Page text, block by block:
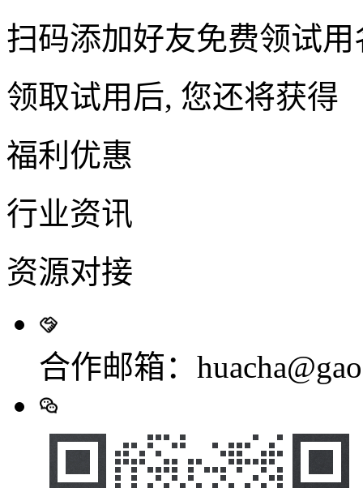
扫码添加好友免费领试用
领取试用后, 您还将获得
福利优惠
行业资讯
资源对接
合作邮箱：